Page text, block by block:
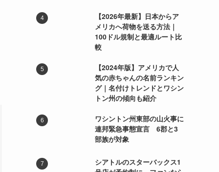
【2026年最新】日本からア
メリカへ荷物を送る方法｜
100ドル規制と最適ルート比
較
【2024年版】アメリカで人
気の赤ちゃんの名前ランキン
グ｜名付けトレンドとワシン
トン州の傾向も紹介
ワシントン州東部の山火事に
連邦緊急事態宣言 6郡と3
部族が対象
シアトルのスターバックス1